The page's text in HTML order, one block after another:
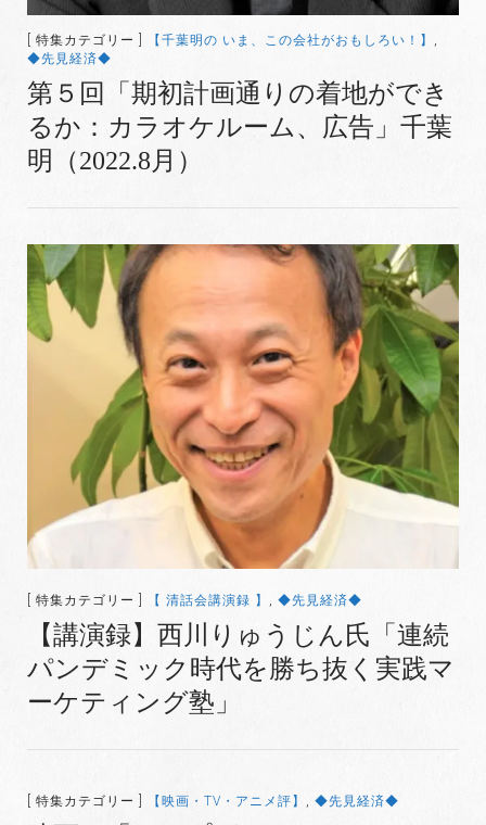
[ 特集カテゴリー ] 【千葉明の いま、この会社がおもしろい！】 ,
◆先見経済◆
第５回「期初計画通りの着地ができ
るか：カラオケルーム、広告」千葉
明（2022.8月）
[ 特集カテゴリー ] 【 清話会講演録 】 , ◆先見経済◆
【講演録】西川りゅうじん氏「連続
パンデミック時代を勝ち抜く実践マ
ーケティング塾」
[ 特集カテゴリー ] 【映画・TV・アニメ評】 , ◆先見経済◆